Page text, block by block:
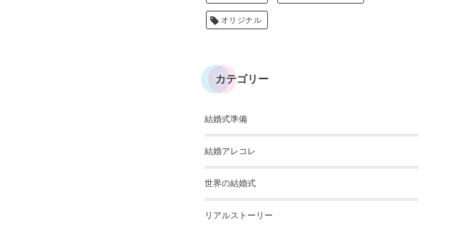
オリジナル
カテゴリー
結婚式準備
結婚アレコレ
世界の結婚式
リアルストーリー